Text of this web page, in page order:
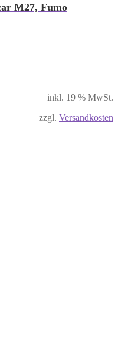
M27, Fumo
inkl. 19 % MwSt.
zzgl. Versandkosten